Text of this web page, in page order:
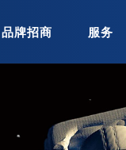
品牌招商 服务